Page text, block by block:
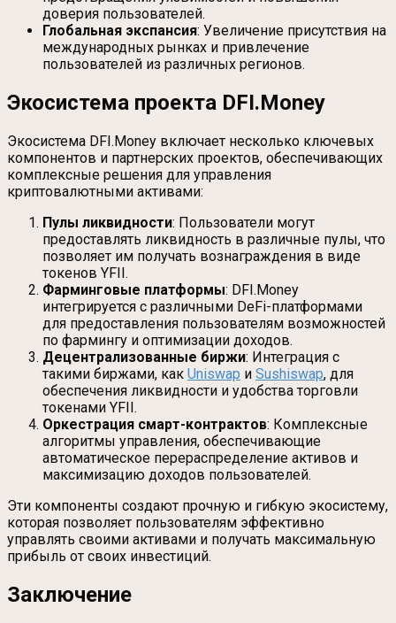
доверия пользователей.
Глобальная экспансия: Увеличение присутствия на
международных рынках и привлечение
пользователей из различных регионов.
Экосистема проекта DFI.Money
Экосистема DFI.Money включает несколько ключевых
компонентов и партнерских проектов, обеспечивающих
комплексные решения для управления
криптовалютными активами:
Пулы ликвидности: Пользователи могут
предоставлять ликвидность в различные пулы, что
позволяет им получать вознаграждения в виде
токенов YFII.
Фарминговые платформы: DFI.Money
интегрируется с различными DeFi-платформами
для предоставления пользователям возможностей
по фармингу и оптимизации доходов.
Децентрализованные биржи: Интеграция с
такими биржами, как Uniswap и Sushiswap, для
обеспечения ликвидности и удобства торговли
токенами YFII.
Оркестрация смарт-контрактов: Комплексные
алгоритмы управления, обеспечивающие
автоматическое перераспределение активов и
максимизацию доходов пользователей.
Эти компоненты создают прочную и гибкую экосистему,
которая позволяет пользователям эффективно
управлять своими активами и получать максимальную
прибыль от своих инвестиций.
Заключение